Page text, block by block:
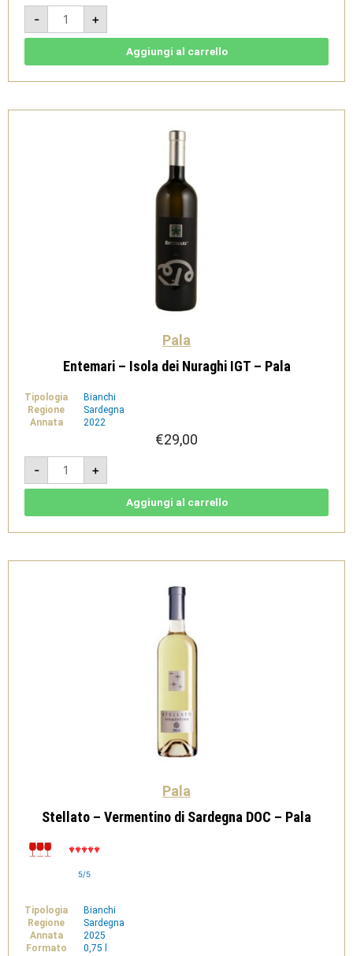
-
Assoluto
Passito
2019
0,375l
Nuraghi
Pala
+
Aggiungi al carrello
Pala
Entemari – Isola dei Nuraghi IGT – Pala
Tipologia
Bianchi
Regione
Sardegna
Annata
2022
€29,00
-
Entemari
Isola
dei
Pala
+
Aggiungi al carrello
Pala
Stellato – Vermentino di Sardegna DOC – Pala
5/5
Tipologia
Bianchi
Regione
Sardegna
Annata
2025
Formato
0,75 l